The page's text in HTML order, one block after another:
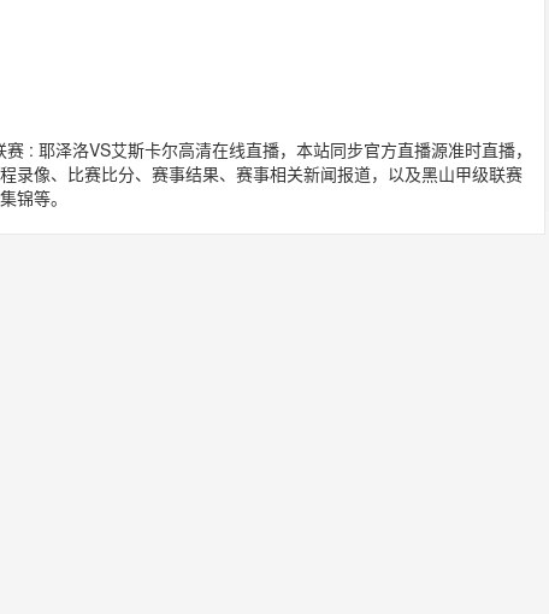
: 耶泽洛VS艾斯卡尔高清在线直播，本站同步官方直播源准时直播，
录像、比赛比分、赛事结果、赛事相关新闻报道，以及黑山甲级联赛
锦等。